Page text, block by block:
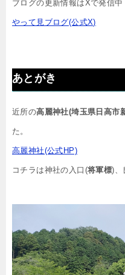
ブログの更新情報はXで発信中
やって見ブログ(公式X)
あとがき
近所の高麗神社(埼玉県日高市
た。
高麗神社(公式HP)
コチラは神社の入口(将軍標)、